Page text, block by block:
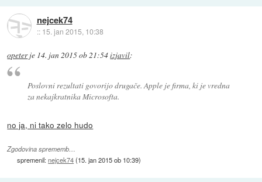
nejcek74
:: 15. jan 2015, 10:38
opeterje 14. jan 2015 ob 21:54izjavil:
Poslovni rezultati govorijo drugače. Apple je firma, ki je vredna
za nekajkratnika Microsofta.
no ja, ni tako zelo hudo
Zgodovina sprememb…
spremenil:nejcek74(15. jan 2015 ob 10:39)